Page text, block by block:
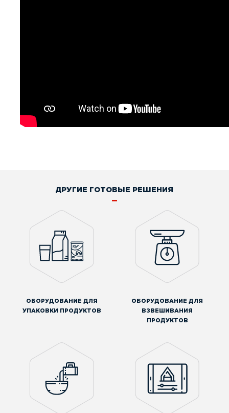
ДРУГИЕ ГОТОВЫЕ РЕШЕНИЯ
ОБОРУДОВАНИЕ ДЛЯ
УПАКОВКИ ПРОДУКТОВ
ОБОРУДОВАНИЕ ДЛЯ
ВЗВЕШИВАНИЯ
ПРОДУКТОВ